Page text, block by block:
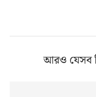
আরও যেসব